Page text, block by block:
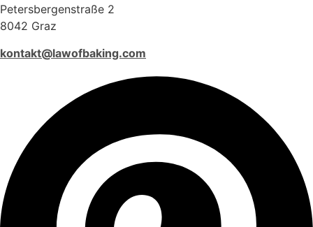
Petersbergenstraße 2
8042 Graz
kontakt@lawofbaking.com